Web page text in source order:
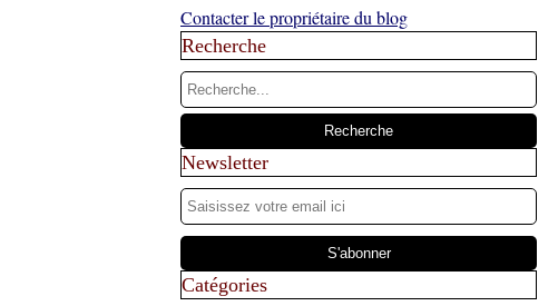
Contacter le propriétaire du blog
Recherche
Newsletter
Catégories